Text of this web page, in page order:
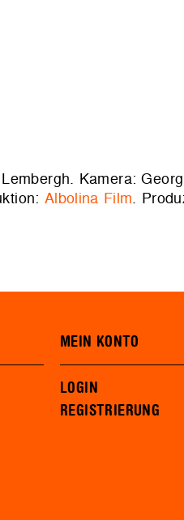
Kamera:
Albolina Film.
MEIN KONTO
LOGIN
REGISTRIERUNG